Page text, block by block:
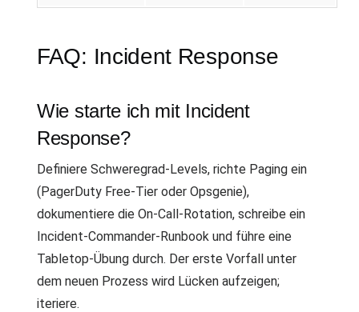
FAQ: Incident Response
Wie starte ich mit Incident
Response?
Definiere Schweregrad-Levels, richte Paging ein
(PagerDuty Free-Tier oder Opsgenie),
dokumentiere die On-Call-Rotation, schreibe ein
Incident-Commander-Runbook und führe eine
Tabletop-Übung durch. Der erste Vorfall unter
dem neuen Prozess wird Lücken aufzeigen;
iteriere.